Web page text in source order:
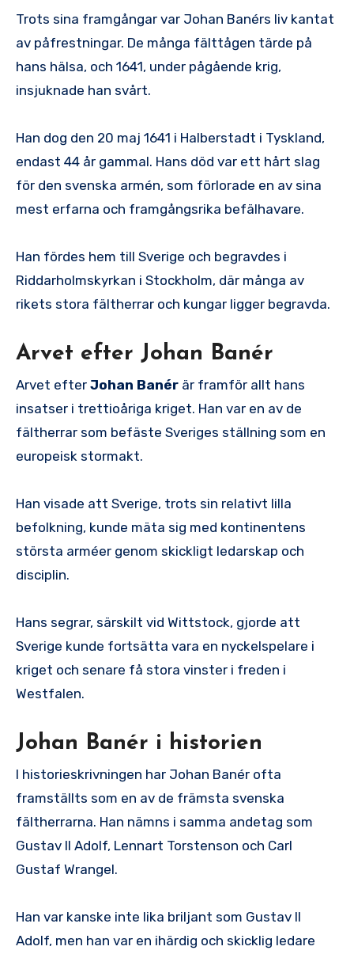
Trots sina framgångar var Johan Banérs liv kantat
av påfrestningar. De många fälttågen tärde på
hans hälsa, och 1641, under pågående krig,
insjuknade han svårt.
Han dog den 20 maj 1641 i Halberstadt i Tyskland,
endast 44 år gammal. Hans död var ett hårt slag
för den svenska armén, som förlorade en av sina
mest erfarna och framgångsrika befälhavare.
Han fördes hem till Sverige och begravdes i
Riddarholmskyrkan i Stockholm, där många av
rikets stora fältherrar och kungar ligger begravda.
Arvet efter Johan Banér
Arvet efter Johan Banér är framför allt hans
insatser i trettioåriga kriget. Han var en av de
fältherrar som befäste Sveriges ställning som en
europeisk stormakt.
Han visade att Sverige, trots sin relativt lilla
befolkning, kunde mäta sig med kontinentens
största arméer genom skickligt ledarskap och
disciplin.
Hans segrar, särskilt vid Wittstock, gjorde att
Sverige kunde fortsätta vara en nyckelspelare i
kriget och senare få stora vinster i freden i
Westfalen.
Johan Banér i historien
I historieskrivningen har Johan Banér ofta
framställts som en av de främsta svenska
fältherrarna. Han nämns i samma andetag som
Gustav II Adolf, Lennart Torstenson och Carl
Gustaf Wrangel.
Han var kanske inte lika briljant som Gustav II
Adolf, men han var en ihärdig och skicklig ledare